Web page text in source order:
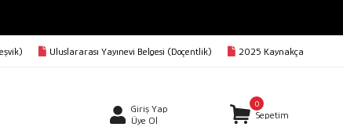
Uluslararası Yayınevi Belgesi (Doçentlik) 2025 Kaynakça
Giriş Yap
Üye Ol
0
Sepetim